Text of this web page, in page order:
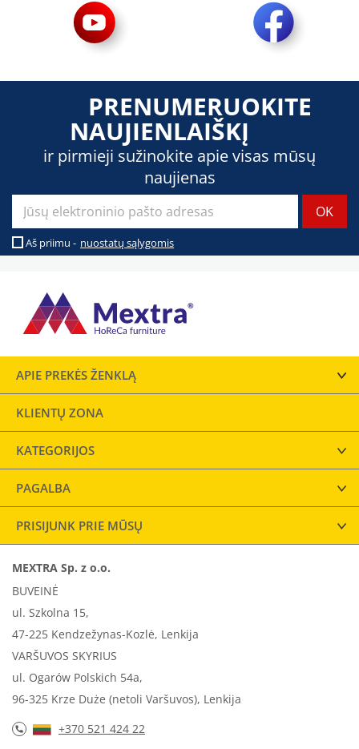
PRENUMERUOKITE
NAUJIENLAIŠKĮ
ir pirmieji sužinokite apie visas mūsų
naujienas
Aš priimu - nuostatų sąlygomis
APIE PREKĖS ŽENKLĄ
KLIENTŲ ZONA
KATEGORIJOS
PAGALBA
PRISIJUNK PRIE MŪSŲ
MEXTRA Sp. z o.o.
BUVEINĖ
ul. Szkolna 15,
47-225 Kendzežynas-Kozlė, Lenkija
VARŠUVOS SKYRIUS
ul. Ogarów Polskich 54a,
96-325 Krze Duże (netoli Varšuvos), Lenkija
+370 521 424 22